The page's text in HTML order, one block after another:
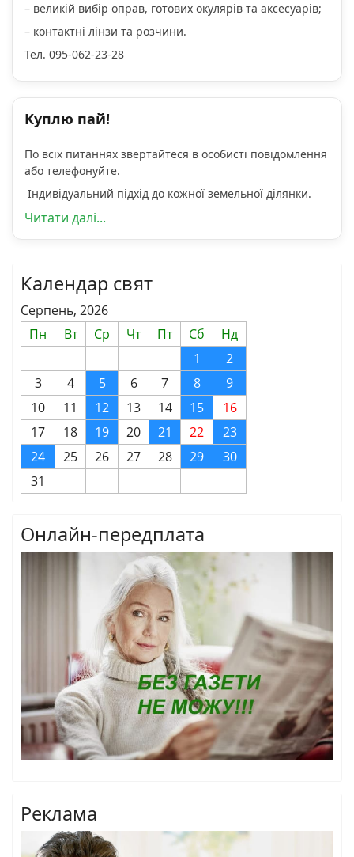
– великій вибір оправ, готових окулярів та аксесуарів;
– контактні лінзи та розчини.
Тел. 095-062-23-28
Куплю пай!
По всіх питаннях звертайтеся в особисті повідомлення
або телефонуйте.
Індивідуальний підхід до кожної земельної ділянки.
Читати далі...
Календар свят
Серпень, 2026
Пн
Вт Ср Чт Пт Сб
Нд
1
2
3
4 5 6 7 8
9
10
11 12 13 14 15
16
17
18 19 20 21 22
23
24
25 26 27 28 29
30
31
Онлайн-передплата
Реклама